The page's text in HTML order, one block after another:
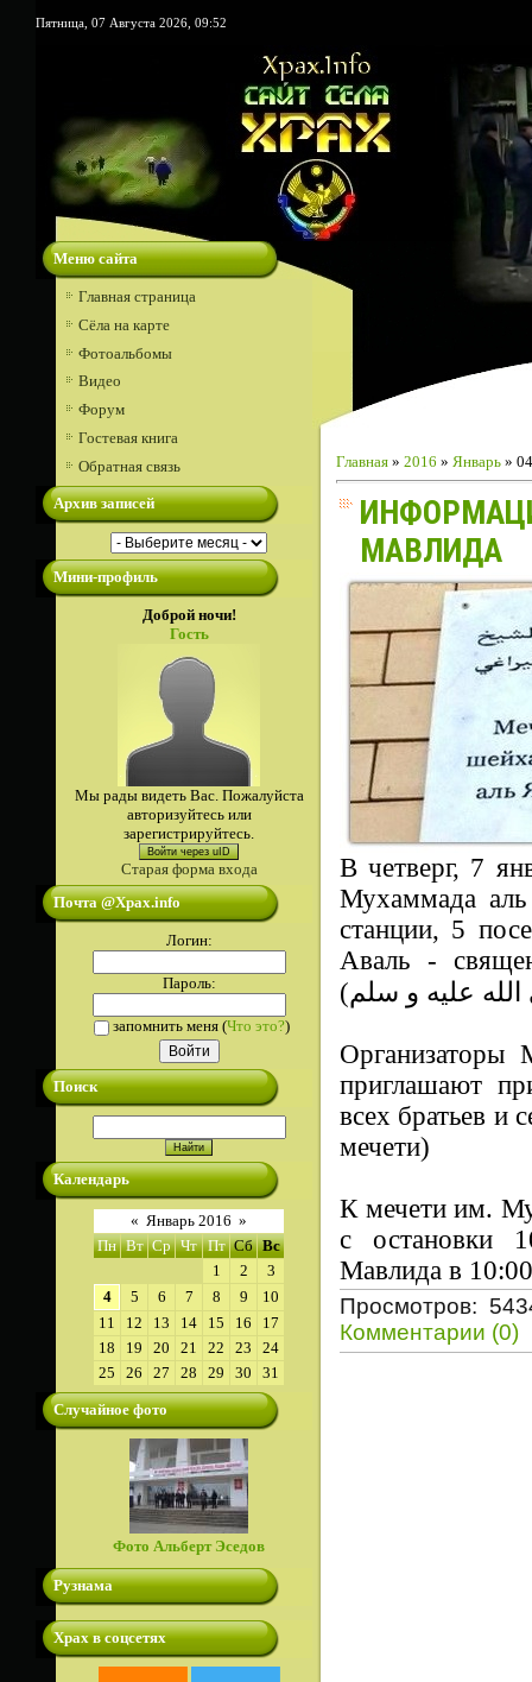
Пятница, 07 Августа 2026, 09:52
Меню сайта
Главная страница
Сёла на карте
Фотоальбомы
Видео
Форум
Гостевая книга
Обратная связь
Архив записей
Мини-профиль
Доброй ночи!
Гость
Мы рады видеть Вас. Пожалуйста
авторизуйтесь или
зарегистрируйтесь.
Войти через uID
Старая форма входа
Почта @Xpax.info
Логин:
Пароль:
запомнить меня(Что это?)
Поиск
Календарь
« Январь 2016 »
Пн Вт Ср Чт Пт Сб Вс
1
2
3
4
5 6 7 8 9
10
11
12 13 14 15 16
17
18
19 20 21 22 23
24
25
26 27 28 29 30 31
Случайное фото
Фото Альберт Эседов
Рузнама
Храх в соцсетях
Главная » 2016 » Январь » 04
МАВЛИДА
В четверг, 7
Мухаммада аль
станции, 5
Аваль -
Организаторы
приглашают
всех братьев и
мечети)
К мечети им.
с остановки
Мавлида в
Просмотров:
Комментарии (0)